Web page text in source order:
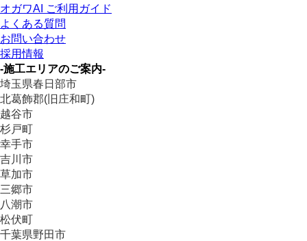
オガワAI ご利用ガイド
よくある質問
お問い合わせ
採用情報
-施工エリアのご案内-
埼玉県春日部市
北葛飾郡(旧庄和町)
越谷市
杉戸町
幸手市
吉川市
草加市
三郷市
八潮市
松伏町
千葉県野田市